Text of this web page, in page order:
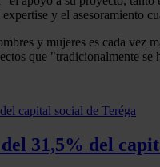
y el asesoramiento
y mujeres es cada
que "tradicionalmente se
31,5% del